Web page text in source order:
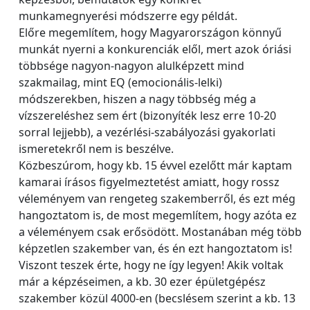
munkamegnyerési módszerre egy példát.
Előre megemlítem, hogy Magyarországon könnyű
munkát nyerni a konkurenciák elől, mert azok óriási
többsége nagyon-nagyon alulképzett mind
szakmailag, mint EQ (emocionális-lelki)
módszerekben, hiszen a nagy többség még a
vízszereléshez sem ért (bizonyíték lesz erre 10-20
sorral lejjebb), a vezérlési-szabályozási gyakorlati
ismeretekről nem is beszélve.
Közbeszúrom, hogy kb. 15 évvel ezelőtt már kaptam
kamarai írásos figyelmeztetést amiatt, hogy rossz
véleményem van rengeteg szakemberről, és ezt még
hangoztatom is, de most megemlítem, hogy azóta ez
a véleményem csak erősödött. Mostanában még több
képzetlen szakember van, és én ezt hangoztatom is!
Viszont teszek érte, hogy ne így legyen! Akik voltak
már a képzéseimen, a kb. 30 ezer épületgépész
szakember közül 4000-en (becslésem szerint a kb. 13